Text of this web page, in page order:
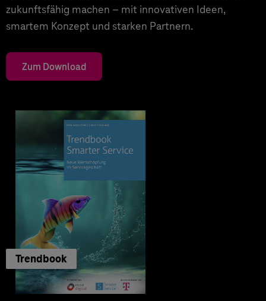
zukunftsfähig machen – mit innovativen Ideen,
smartem Konzept und starken Partnern.
Zum Download
Trendbook